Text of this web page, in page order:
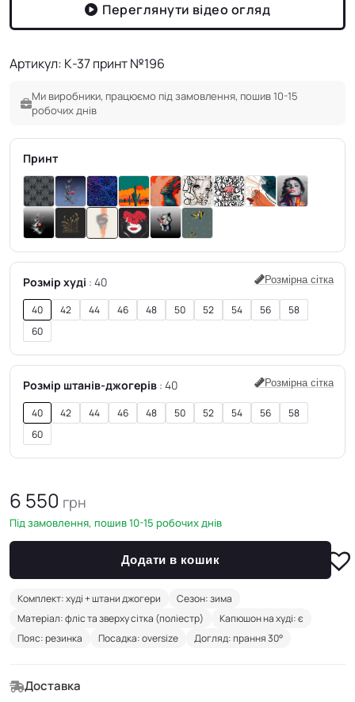
Переглянути відео огляд
Артикул: К-37 принт №196
Ми виробники, працюємо під замовлення, пошив 10-15
робочих днів
Принт
Розмір худі 40 Розмірна сітка
40 42 44 46 48 50 52 54 56
58
60
Розмір штанів-джогерів 40 Розмірна сітка
40 42 44 46 48 50 52 54 56
58
60
6 550 грн
Під замовлення, пошив 10-15 робочих днів
Додати в кошик
Комплект: худі + штани джогери
Сезон: зима
Матеріал: фліс та зверху сітка (поліестр)
Капюшон на худі: є
Пояс: резинка
Посадка: oversize Догляд: прання 30°
Доставка